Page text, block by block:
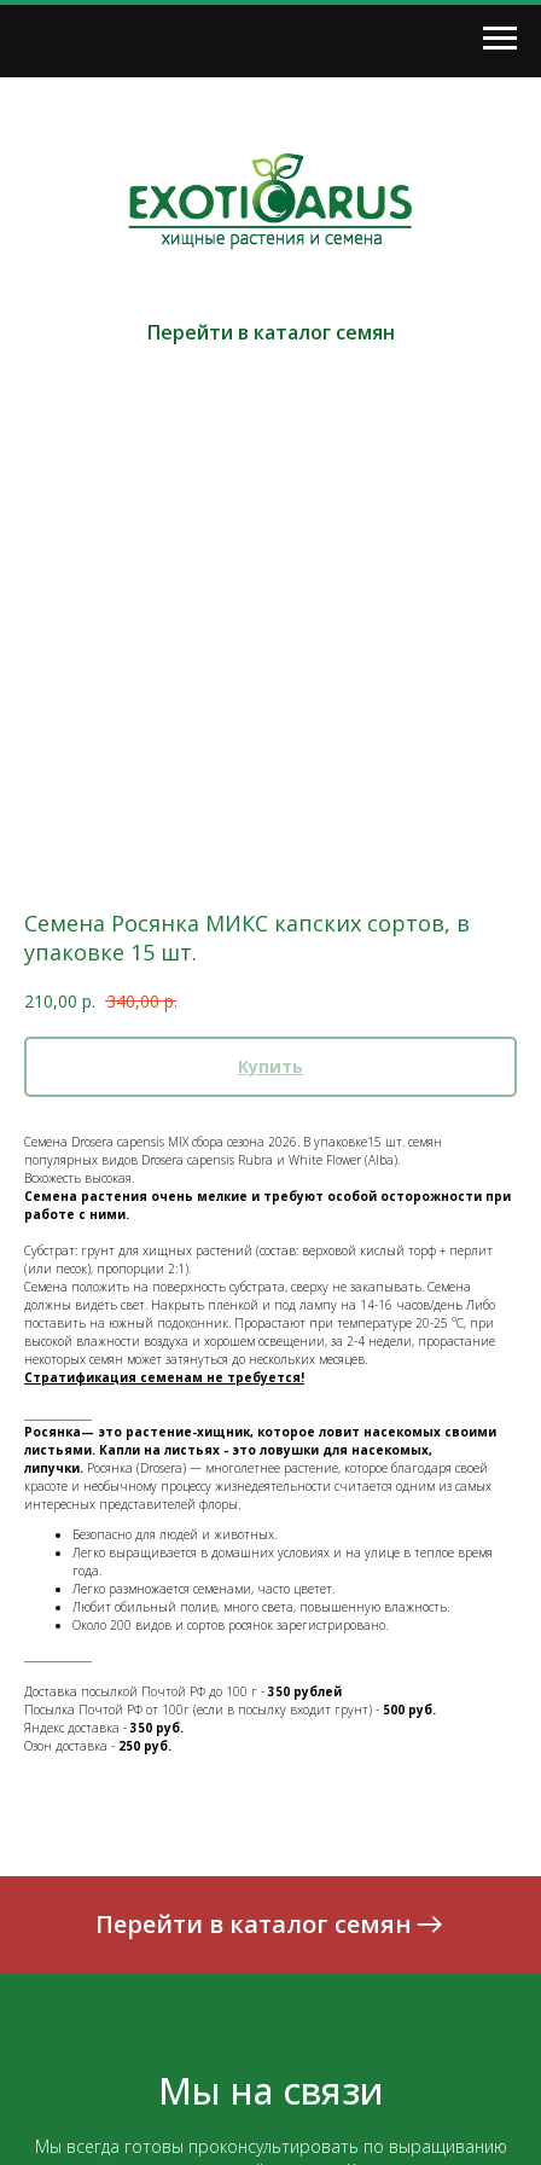
Перейти в каталог семян
Семена Росянка MИКС капских сортов, в
упаковке 15 шт.
210,00 р. 340,00 р.
Купить
Семена Drosera capensis MIX сбора сезона 2026. В упаковке15 шт. семян
популярных видов Drosera capensis Rubra и White Flower (Alba).
Всхожесть высокая.
Семена растения очень мелкие и требуют особой осторожности при
работе с ними.
Субстрат: грунт для хищных растений (состав: верховой кислый торф + перлит
(или песок), пропорции 2:1).
Семена положить на поверхность субстрата, сверху не закапывать. Семена
должны видеть свет. Накрыть пленкой и под лампу на 14-16 часов/день Либо
поставить на южный подоконник. Прорастают при температуре 20-25 °C, при
высокой влажности воздуха и хорошем освещении, за 2-4 недели, прорастание
некоторых семян может затянуться до нескольких месяцев.
Стратификация семенам не требуется!
Росянка— это растение-хищник, которое ловит насекомых своими
листьями. Капли на листьях - это ловушки для насекомых,
липучки. Росянка (Drosera) — многолетнее растение, которое благодаря своей
красоте и необычному процессу жизнедеятельности считается одним из самых
интересных представителей флоры.
Безопасно для людей и животных.
Легко выращивается в домашних условиях и на улице в теплое время
года.
Легко размножается семенами, часто цветет.
Любит обильный полив, много света, повышенную влажность.
Около 200 видов и сортов росянок зарегистрировано.
Доставка посылкой Почтой РФ до 100 г -350 рублей
Посылка Почтой РФ от 100г (если в посылку входит грунт) - 500 руб.
Яндекс доставка -350 руб.
Озон доставка - 250 руб.
Перейти в каталог семян
Мы на связи
Мы всегда готовы проконсультировать по выращиванию